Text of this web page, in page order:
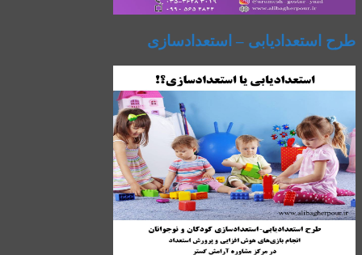
طرح استعدادیابی – استعدادسازی